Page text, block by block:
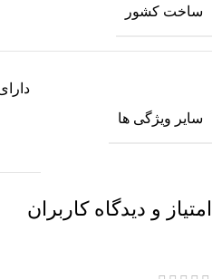
ساخت کشور
سایر ویژگی ها
دارای
امتیاز و دیدگاه کاربران